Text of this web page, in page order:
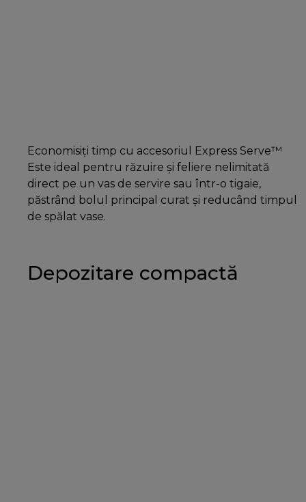
Economisiți timp cu accesoriul Express Serve™
Este ideal pentru răzuire și feliere nelimitată
direct pe un vas de servire sau într-o tigaie,
păstrând bolul principal curat și reducând timpul
de spălat vase.
Depozitare compactă